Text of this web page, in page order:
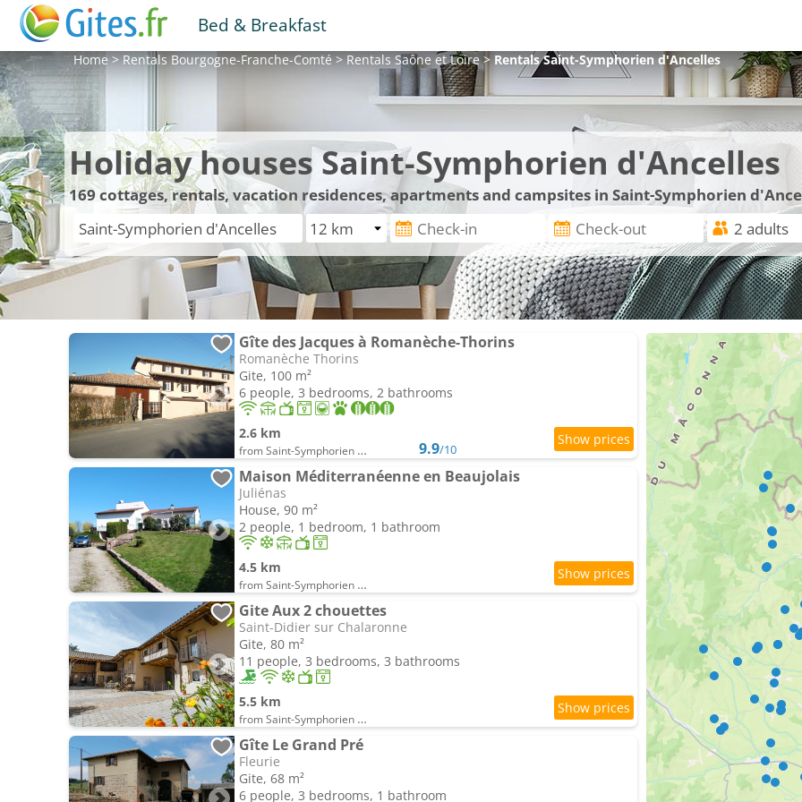
Bed & Breakfast
Home>RentalsBourgogne-Franche-Comté>RentalsSaône et Loire>RentalsSaint-Symphorien d'Ancelles
Holiday houses Saint-Symphorien d'Ancelles
169 cottages, rentals, vacation residences, apartments and campsites in Saint-Symphorien
Gîte des Jacques à Romanèche-Thorins
Romanèche Thorins
Gite, 100 m²
6 people, 3 bedrooms, 2 bathrooms
2.6 km
from Saint-Symphorien d'Ancelles 9.9/10
Maison Méditerranéenne en Beaujolais
Juliénas
House, 90 m²
2 people, 1 bedroom, 1 bathroom
4.5 km
from Saint-Symphorien d'Ancelles
Gite Aux 2 chouettes
Saint-Didier sur Chalaronne
Gite, 80 m²
11 people, 3 bedrooms, 3 bathrooms
5.5 km
from Saint-Symphorien d'Ancelles
Gîte Le Grand Pré
Fleurie
Gite, 68 m²
6 people, 3 bedrooms, 1 bathroom